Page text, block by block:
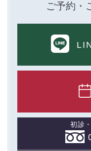
ご予約・
初診